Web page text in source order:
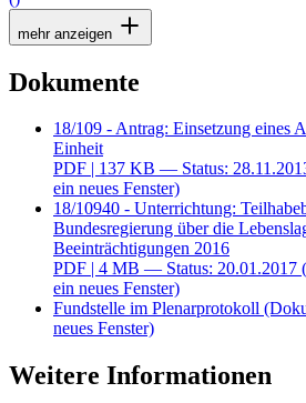
mehr anzeigen
Dokumente
18/109 - Antrag: Einsetzung eines
Einheit
PDF | 137 KB — Status:
ein neues Fenster)
18/10940 - Unterrichtung:
Bundesregierung über die
Beeinträchtigungen 2016
PDF | 4 MB — Status: 20.01.2017
ein neues Fenster)
Fundstelle im Plenarprotokoll
neues Fenster)
Weitere Informationen